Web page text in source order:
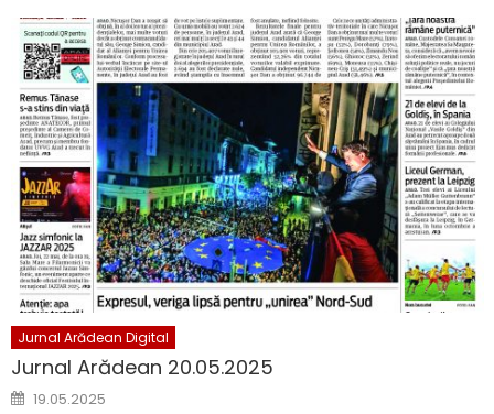
Jurnal Arădean Digital
Jurnal Arădean 20.05.2025
Posted on
19.05.2025